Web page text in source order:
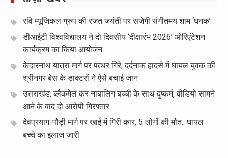
रवि म्यूजिकल ग्रुप की रजत जयंती पर सजेगी संगीतमय शाम ‘घनक’
डीआईटी विश्वविद्यालय ने दो दिवसीय ‘दीक्षारंभ 2026’ ओरिएंटेशन
कार्यक्रम का किया आयोजन
केदारनाथ यात्रा मार्ग पर पत्थर गिरे, दर्दनाक हादसे में घायल युवक की
श्रीनगर बेस के डाक्टरों ने ऐसे बचाई जान
उत्तराखंड: ब्लैकमेल कर नाबालिग बच्ची के साथ दुष्कर्म, वीडियो सामने
आने के बाद दो आरोपी गिरफ्तार
देवप्रयाग-पौड़ी मार्ग पर खाई में गिरी कार, 5 लोगों की मौत.. घायल
बच्चे का इलाज जारी